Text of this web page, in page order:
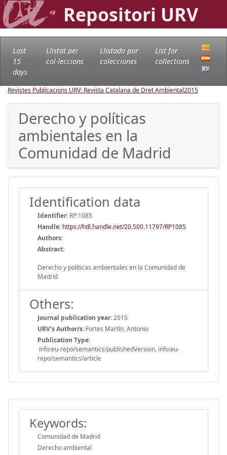
Repositori URV
Last
15
days
Llistat per
col·leccions
Llistado por
colecciones
List for
collections
Revistes Publicacions URV: Revista Catalana de Dret Ambiental2015
Derecho y políticas
ambientales en la
Comunidad de Madrid
Identification data
Identifier: RP:1085
Handle: https://hdl.handle.net/20.500.11797/RP1085
Authors:
Abstract:
Derecho y políticas ambientales en la Comunidad de
Madrid
Others:
Journal publication year:2015
URV's Author/s: Fortes Martín, Antonio
Publication Type:
info:eu-repo/semantics/publishedVersion, info:eu-
repo/semantics/article
Keywords:
Comunidad de Madrid
Derecho ambiental